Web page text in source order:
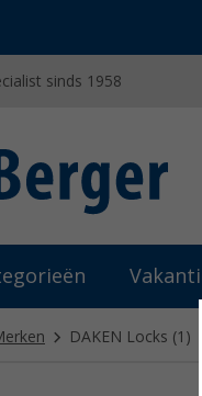
sinds 1958
DAKEN Locks (1)